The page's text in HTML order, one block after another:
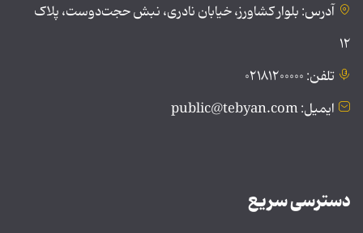
آدرس: بلوار کشاورز، خیابان نادری، نبش حجت‌دوست، پلاک
۱۲
تلفن: ۰۲۱۸۱۲۰۰۰۰۰
ایمیل: public@tebyan.com
دسترسی سریع